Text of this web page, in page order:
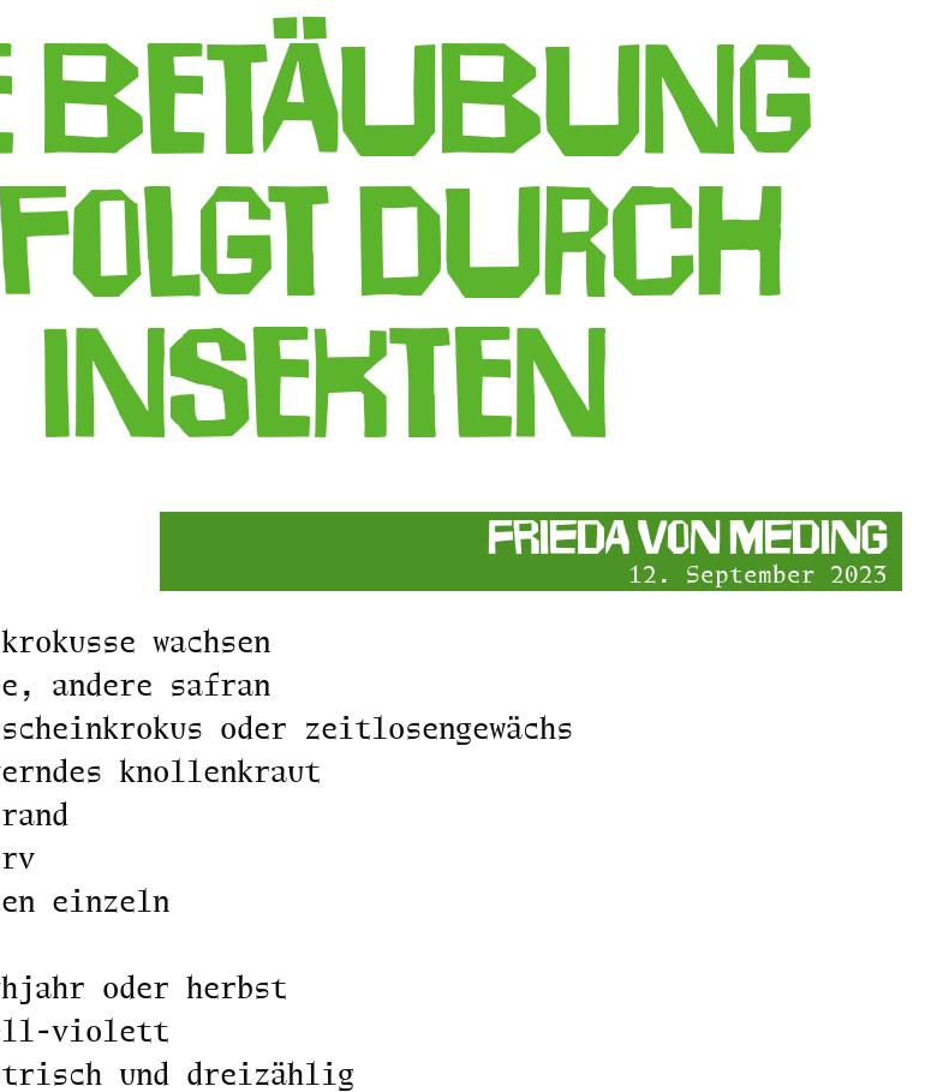
betäubung
durch
insekten
Frieda von Meding
12. September 2023
wachsen
andere safran
scheinkrokus oder zeitlosengewächs
knollenkraut
einzeln
oder herbst
violett
und dreizählig